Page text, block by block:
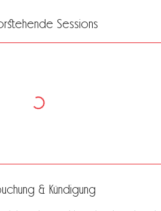
Sessions
& Kündigung